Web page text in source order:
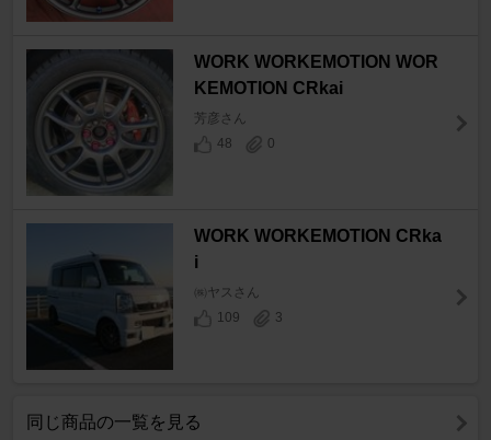
WORK WORKEMOTION WOR
KEMOTION CRkai
芳彦さん
48
0
WORK WORKEMOTION CRka
i
㈱ヤスさん
109
3
同じ商品の一覧を見る